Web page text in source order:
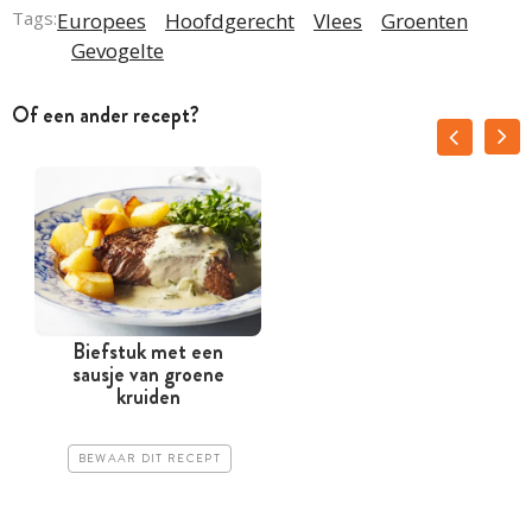
Tags:Europees Hoofdgerecht Vlees
Groenten
Gevogelte
Of een ander recept?
Biefstuk met een
sausje van groene
kruiden
BEWAAR DIT RECEPT